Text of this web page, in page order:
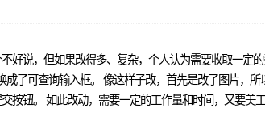
好说，但如果改得多、复杂，个人认为需要收取一定
了可查询输入框。 像这样子改，首先是改了图片，
按钮。 如此改动，需要一定的工作量和时间，又要美